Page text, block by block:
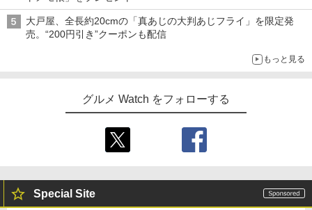
大戸屋、全長約20cmの「真あじの大判あじフライ」を限定発
売。“200円引き”クーポンも配信
もっと見る
グルメ Watch をフォローする
Special Site